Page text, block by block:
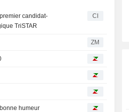
candidat-
TriSTAR
CI
ZM
humeur